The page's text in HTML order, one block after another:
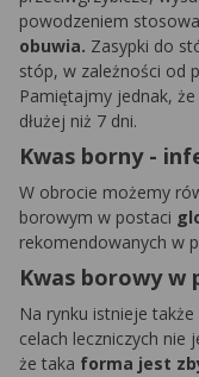
powodzeniem
obuwia. Zasypki do
stóp, w zależności od
Pamiętajmy jednak,
dłużej niż 7 dni.
Kwas borny -
W obrocie możemy
borowym w postaci
rekomendowanych w
Kwas borowy w
Na rynku istnieje także
celach leczniczych nie
że taka forma jest